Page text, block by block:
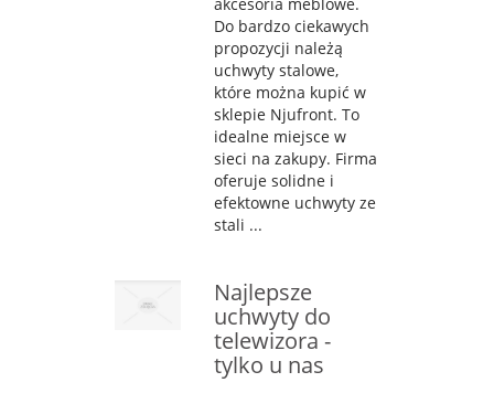
Do bardzo ciekawych
propozycji należą
uchwyty stalowe,
które można kupić w
sklepie Njufront. To
idealne miejsce w
sieci na zakupy. Firma
oferuje solidne i
efektowne uchwyty ze
stali ...
Najlepsze
uchwyty do
telewizora -
tylko u nas